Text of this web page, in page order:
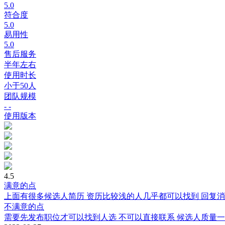
5.0
符合度
5.0
易用性
5.0
售后服务
半年左右
使用时长
小于50人
团队规模
- -
使用版本
4.5
满意的点
上面有很多候选人简历 资历比较浅的人几乎都可以找到 回复
不满意的点
需要先发布职位才可以找到人选 不可以直接联系 候选人质量